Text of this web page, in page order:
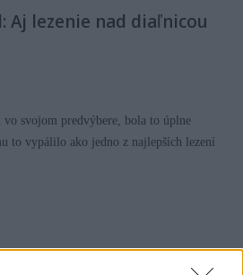
Aj lezenie nad diaľnicou
vo svojom predvýbere, bola to úplne
to vypálilo ako jedno z najlepších lezení